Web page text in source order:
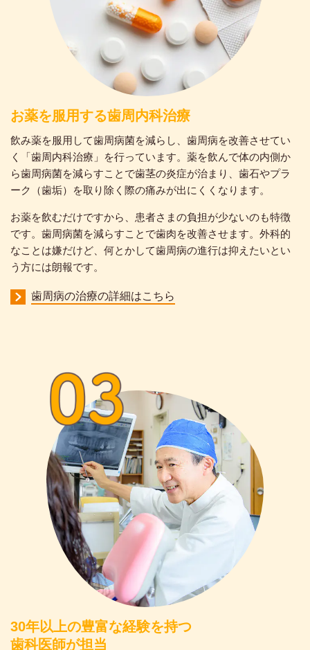
お薬を服用する歯周内科治療
飲み薬を服用して歯周病菌を減らし、歯周病を改善させてい
く「歯周内科治療」を行っています。薬を飲んで体の内側か
ら歯周病菌を減らすことで歯茎の炎症が治まり、歯石やプラ
ーク（歯垢）を取り除く際の痛みが出にくくなります。
お薬を飲むだけですから、患者さまの負担が少ないのも特徴
です。歯周病菌を減らすことで歯肉を改善させます。外科的
なことは嫌だけど、何とかして歯周病の進行は抑えたいとい
う方には朗報です。
歯周病の治療の詳細はこちら
30年以上の豊富な経験を持つ
歯科医師が担当